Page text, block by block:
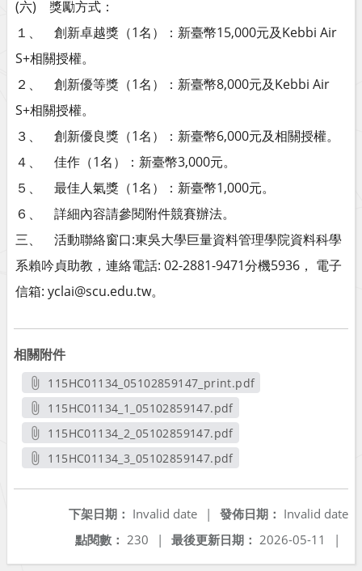
(六) 獎勵方式：
１、 創新卓越獎（1名）：新臺幣15,000元及Kebbi Air
S+相關授權。
２、 創新優等獎（1名）：新臺幣8,000元及Kebbi Air
S+相關授權。
３、 創新優良獎（1名）：新臺幣6,000元及相關授權。
４、 佳作（1名）：新臺幣3,000元。
５、 最佳人氣獎（1名）：新臺幣1,000元。
６、 詳細內容請參閱附件競賽辦法。
三、 活動聯絡窗口:東吳大學巨量資料管理學院資料科學
系賴吟貞助教，連絡電話: 02-2881-9471分機5936， 電子
信箱: yclai@scu.edu.tw。
相關附件
115HC01134_05102859147_print.pdf
另開新視窗
115HC01134_1_05102859147.pdf
另開新視窗
115HC01134_2_05102859147.pdf
另開新視窗
115HC01134_3_05102859147.pdf
發佈日期： Invalid date
下架日期： Invalid date
|
最後更新日期： 2026-05-11 |
點閱數： 230 |